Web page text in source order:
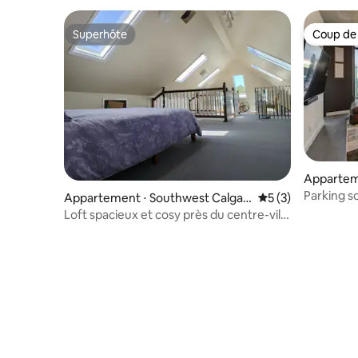
Superhôte
Superhôte
Appartement ⋅ Southwest Calgar
y
Évaluation
5 (3)
Loft spacieux et cosy près du centre-ville
Coup
Coup
Parking